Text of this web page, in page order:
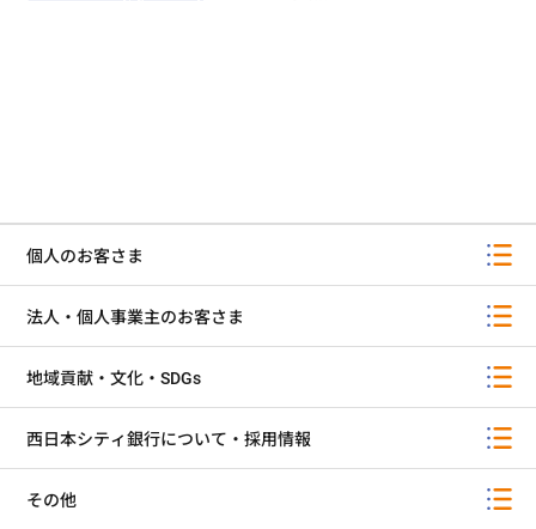
個人のお客さま
法人・個人事業主のお客さま
地域貢献・文化・SDGs
西日本シティ銀行について・採用情報
その他